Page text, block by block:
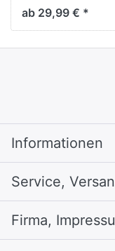
Zellstoff, 21 x 31,5
3.200 Blatt
ab 29,99 € *
Informationen
Service,
Firma,